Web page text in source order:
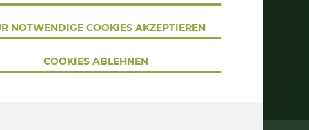
NOTWENDIGE COOKIES AKZEPTIEREN
COOKIES ABLEHNEN